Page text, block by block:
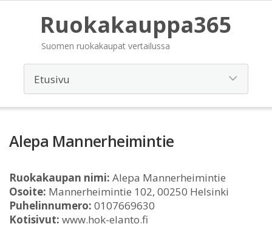
Ruokakauppa365
Suomen ruokakaupat vertailussa
Alepa Mannerheimintie
Ruokakaupan nimi: Alepa Mannerheimintie
Osoite: Mannerheimintie 102, 00250 Helsinki
Puhelinnumero: 0107669630
Kotisivut: www.hok-elanto.fi